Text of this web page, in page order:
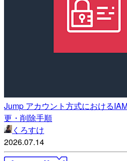
Jump アカウント方式における
更・削除手順
くろすけ
2026.07.14